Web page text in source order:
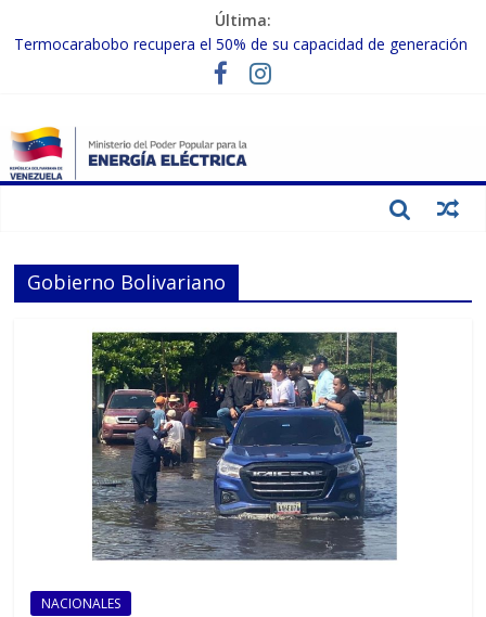
Última:
Termocarabobo recupera el 50% de su capacidad de generación
MPPEE avanza en la recuperación de infraestructuras eléctricas
Gobierno Nacional coordina acciones con el sector privado para
fortalecer el SEN ante el «Súper Niño»
Inspeccionan trabajos de rehabilitación en instalaciones del SEN
Gobierno Bolivariano
NACIONALES